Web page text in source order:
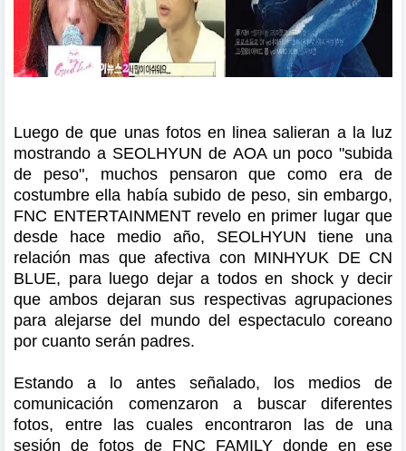
Luego de que unas fotos en linea salieran a la luz
mostrando a SEOLHYUN de AOA un poco "subida
de peso", muchos pensaron que como era de
costumbre ella había subido de peso, sin embargo,
FNC ENTERTAINMENT revelo en primer lugar que
desde hace medio año, SEOLHYUN tiene una
relación mas que afectiva con MINHYUK DE CN
BLUE, para luego dejar a todos en shock y decir
que ambos dejaran sus respectivas agrupaciones
para alejarse del mundo del espectaculo coreano
por cuanto serán padres.
Estando a lo antes señalado, los medios de
comunicación comenzaron a buscar diferentes
fotos, entre las cuales encontraron las de una
sesión de fotos de FNC FAMILY donde en ese